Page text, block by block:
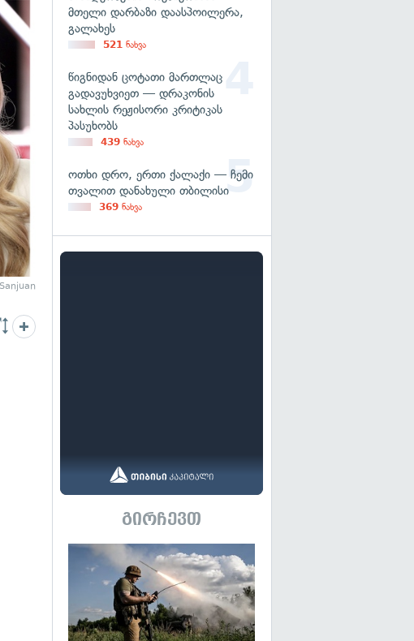
მთელი დარბაზი დაასპოილერა,
გალახეს
521 ნახვა
წიგნიდან ცოტათი მართლაც
გადავუხვიეთ — დრაკონის
სახლის რეჟისორი კრიტიკას
პასუხობს
439 ნახვა
ოთხი დრო, ერთი ქალაქი — ჩემი
თვალით დანახული თბილისი
369 ნახვა
გირჩევთ